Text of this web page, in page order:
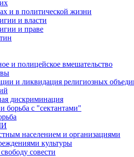
и в политической жизни
и власти
и праве
и полицейское вмешательство
и ликвидация религиозных
дискриминация
борьба с "сектантами"
населением и организациями
культуры
совести